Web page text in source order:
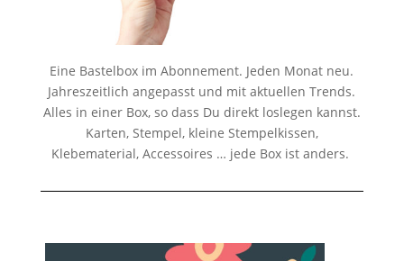
Eine Bastelbox im Abonnement. Jeden Monat neu.
Jahreszeitlich angepasst und mit aktuellen Trends.
Alles in einer Box, so dass Du direkt loslegen kannst.
Karten, Stempel, kleine Stempelkissen,
Klebematerial, Accessoires … jede Box ist anders.